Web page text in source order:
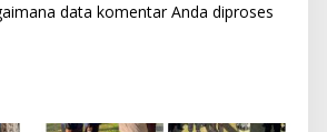
data komentar Anda diproses